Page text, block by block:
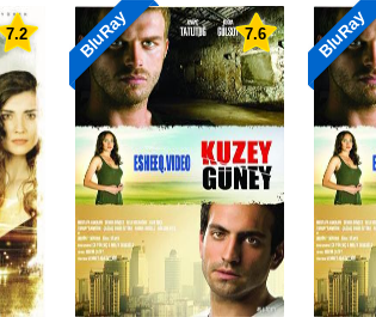
BluRay
7.6
BluRay
7.2